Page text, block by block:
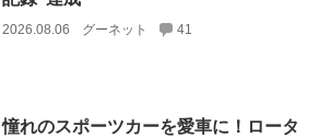
2026.08.06 グーネット 41
憧れのスポーツカーを愛車に！ロータ